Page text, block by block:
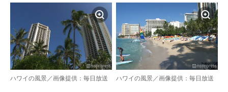
ハワイの風景／画像提供：毎日放送 ハワイの風景／画像提供：毎日放送